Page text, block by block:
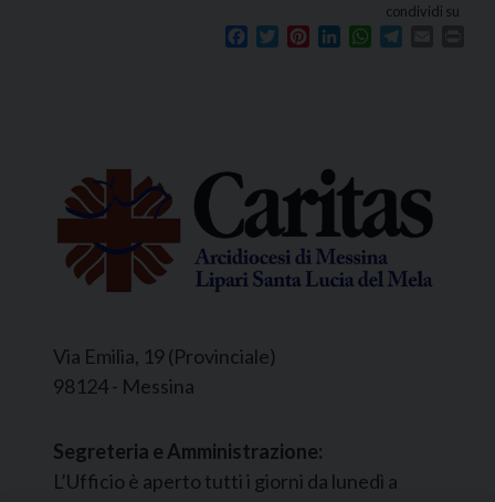
condividi su
Facebook
TwitterPinterestLinkedInWhatsApp
Via Emilia, 19 (Provinciale)
98124 - Messina
Segreteria e Amministrazione:
L’Ufficio è aperto tutti i giorni da lunedì a